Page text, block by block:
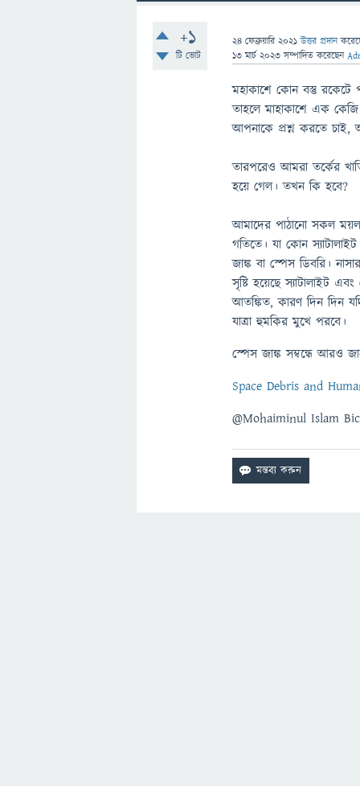
+1
টি ভোট
24 ফেব্রুয়ারি 2021 উত্তর প্রদান
13 মার্চ 2023 সম্পাদিত করেছেন
মহাকাশে কোন বস্তু রকেটে
তাহলে মাহাকাশে এক
আপনাকে প্রশ্ন করতে চাই,
তারপরেও আমরা তর্কের
হয়ে গেল। তখন কি হবে?
আমাদের পাঠানো সকল
গতিতে। যা কোন
জাঙ্ক বা স্পেস ডিবরি।
সৃষ্টি হয়েছে স্যাটালাইট
আতঙ্কিত, কারণ দিন দিন
যাত্রা হুমকির মুখে পরবে।
স্পেস জাঙ্ক সম্বন্ধে আরও
Space Debris and
@Mohaiminul Islam